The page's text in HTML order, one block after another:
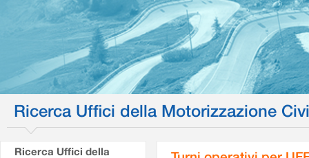
Ricerca Uffici della Motorizzazione
Ricerca Uffici della